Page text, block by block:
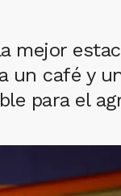
mejor
un café y
para el